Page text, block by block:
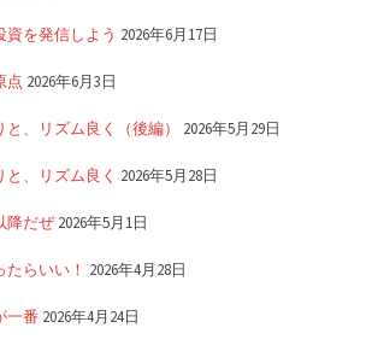
資を発信しよう 2026年6月17日
点 2026年6月3日
、リズム良く（後編） 2026年5月29日
、リズム良く 2026年5月28日
降だぜ2026年5月1日
らいい！ 2026年4月28日
一番 2026年4月24日